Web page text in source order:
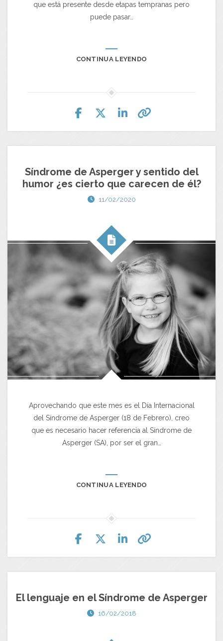
que está presente desde etapas tempranas pero
puede pasar…
CONTINUA LEYENDO
Síndrome de Asperger y sentido del
humor ¿es cierto que carecen de él?
11/02/2020
Aprovechando que este mes es el Día Internacional
del Síndrome de Asperger (18 de Febrero), creo
que es necesario hacer referencia al Síndrome de
Asperger (SA), por ser el gran…
CONTINUA LEYENDO
El lenguaje en el Síndrome de Asperger
16/02/2018